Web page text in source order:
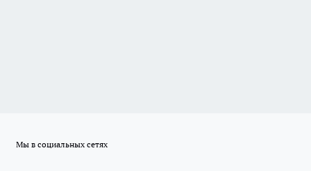
Мы в социальных сетях